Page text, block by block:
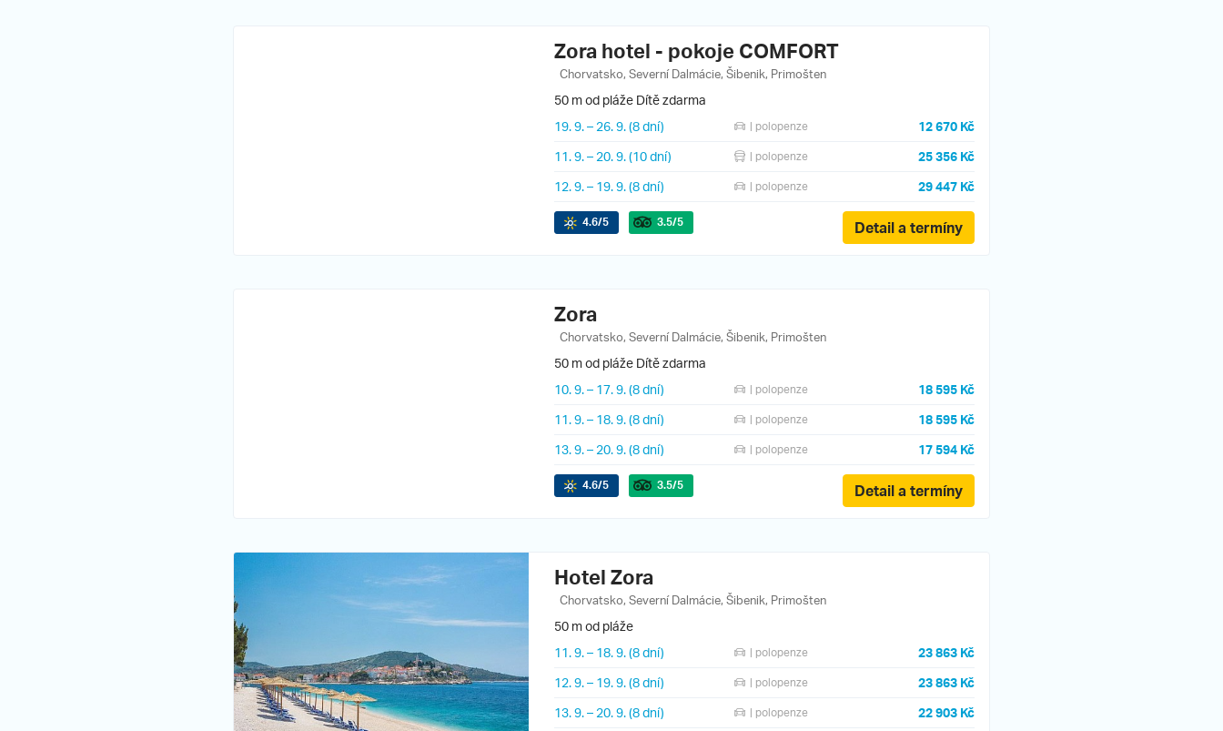
Zora hotel - pokoje COMFORT
Chorvatsko, Severní Dalmácie, Šibenik, Primošten
50 m od pláže Dítě zdarma
19. 9.– 26. 9.(8 dní) | polopenze
12 670 Kč
11. 9.– 20. 9.(10 dní) | polopenze
25 356 Kč
12. 9.– 19. 9.(8 dní) | polopenze 29 447 Kč
4.6/5 3.5/5 Detail a termíny
Zora
Chorvatsko, Severní Dalmácie, Šibenik, Primošten
50 m od pláže Dítě zdarma
10. 9.– 17. 9.(8 dní) | polopenze
18 595 Kč
11. 9.– 18. 9.(8 dní) | polopenze
18 595 Kč
13. 9.– 20. 9.(8 dní) | polopenze 17 594 Kč
4.6/5 3.5/5 Detail a termíny
Hotel Zora
Chorvatsko, Severní Dalmácie, Šibenik, Primošten
50 m od pláže
11. 9.– 18. 9.(8 dní) | polopenze
23 863 Kč
12. 9.– 19. 9.(8 dní) | polopenze
23 863 Kč
13. 9.– 20. 9.(8 dní) | polopenze 22 903 Kč